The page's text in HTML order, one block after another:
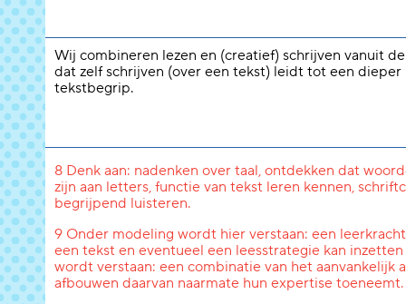
Wij combineren lezen en (creatief) schrijven vanuit
dat zelf schrijven (over een tekst) leidt tot een dieper
tekstbegrip.
8 Denk aan: nadenken over taal, ontdekken dat
zijn aan letters, functie van tekst leren kennen,
begrijpend luisteren.
9 Onder modeling wordt hier verstaan: een
een tekst en eventueel een leesstrategie kan
wordt verstaan: een combinatie van het
afbouwen daarvan naarmate hun expertise toeneemt.